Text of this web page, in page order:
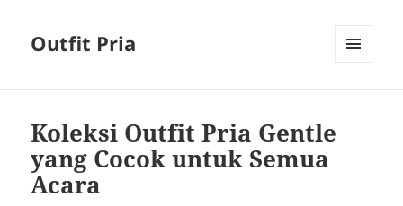
Outfit Pria
Koleksi Outfit Pria Gentle
yang Cocok untuk Semua
Acara